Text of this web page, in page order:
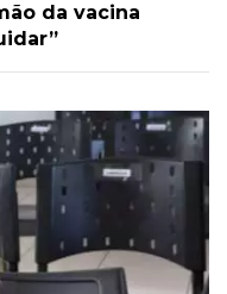
da vacina